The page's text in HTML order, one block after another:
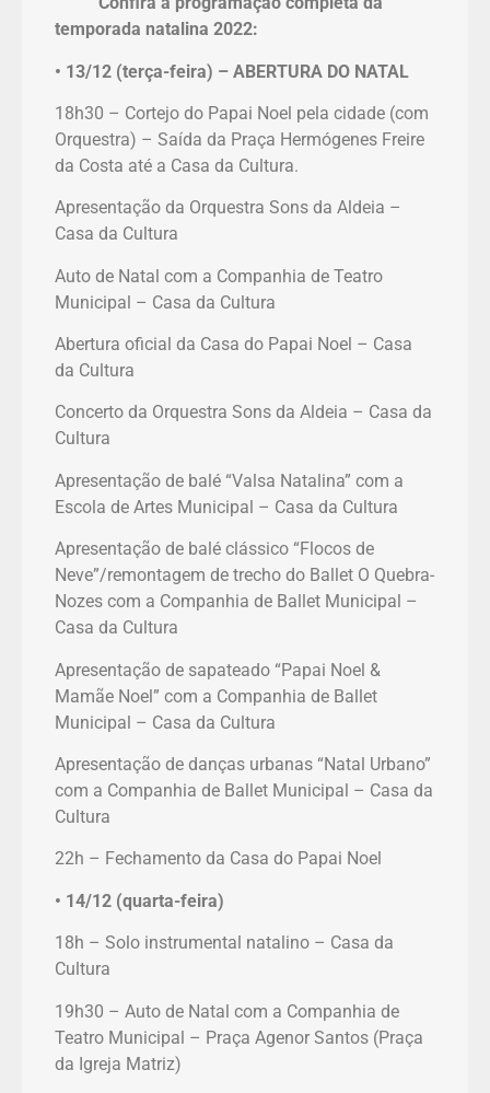
temporada natalina 2022:
• 13/12 (terça-feira) – ABERTURA DO NATAL
18h30 – Cortejo do Papai Noel pela cidade (com
Orquestra) – Saída da Praça Hermógenes Freire
da Costa até a Casa da Cultura.
Apresentação da Orquestra Sons da Aldeia –
Casa da Cultura
Auto de Natal com a Companhia de Teatro
Municipal – Casa da Cultura
Abertura oficial da Casa do Papai Noel – Casa
da Cultura
Concerto da Orquestra Sons da Aldeia – Casa da
Cultura
Apresentação de balé “Valsa Natalina” com a
Escola de Artes Municipal – Casa da Cultura
Apresentação de balé clássico “Flocos de
Neve”/remontagem de trecho do Ballet O Quebra-
Nozes com a Companhia de Ballet Municipal –
Casa da Cultura
Apresentação de sapateado “Papai Noel &
Mamãe Noel” com a Companhia de Ballet
Municipal – Casa da Cultura
Apresentação de danças urbanas “Natal Urbano”
com a Companhia de Ballet Municipal – Casa da
Cultura
22h – Fechamento da Casa do Papai Noel
• 14/12 (quarta-feira)
18h – Solo instrumental natalino – Casa da
Cultura
19h30 – Auto de Natal com a Companhia de
Teatro Municipal – Praça Agenor Santos (Praça
da Igreja Matriz)